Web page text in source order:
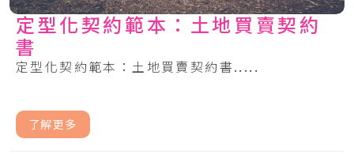
定型化契約範本：土地買賣契約
書
定型化契約範本：土地買賣契約書.....
了解更多